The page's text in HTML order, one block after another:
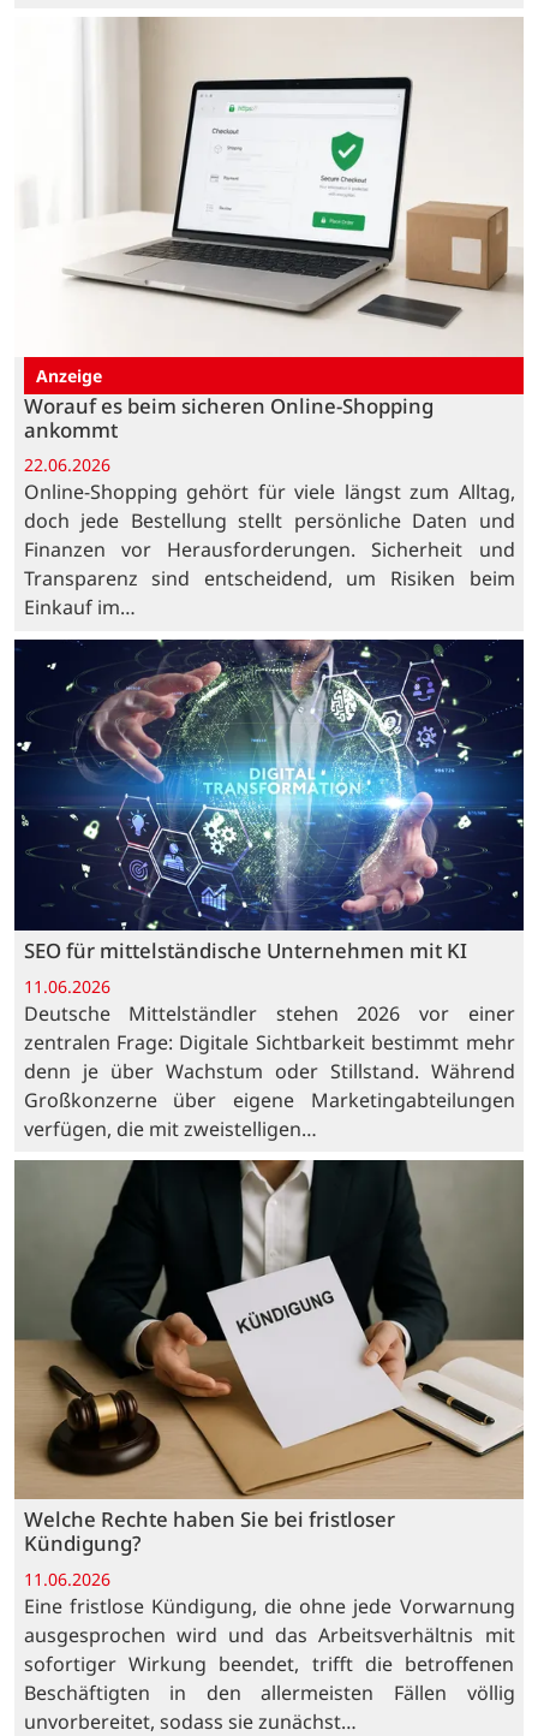
Anzeige
Worauf es beim sicheren Online-Shopping
ankommt
22.06.2026
Online-Shopping gehört für viele längst zum Alltag,
doch jede Bestellung stellt persönliche Daten und
Finanzen vor Herausforderungen. Sicherheit und
Transparenz sind entscheidend, um Risiken beim
Einkauf im…
SEO für mittelständische Unternehmen mit KI
11.06.2026
Deutsche Mittelständler stehen 2026 vor einer
zentralen Frage: Digitale Sichtbarkeit bestimmt mehr
denn je über Wachstum oder Stillstand. Während
Großkonzerne über eigene Marketingabteilungen
verfügen, die mit zweistelligen…
Welche Rechte haben Sie bei fristloser
Kündigung?
11.06.2026
Eine fristlose Kündigung, die ohne jede Vorwarnung
ausgesprochen wird und das Arbeitsverhältnis mit
sofortiger Wirkung beendet, trifft die betroffenen
Beschäftigten in den allermeisten Fällen völlig
unvorbereitet, sodass sie zunächst…